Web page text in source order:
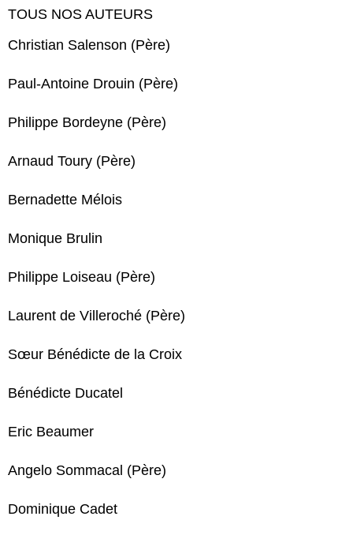
TOUS NOS AUTEURS
Christian Salenson (Père)
Paul-Antoine Drouin (Père)
Philippe Bordeyne (Père)
Arnaud Toury (Père)
Bernadette Mélois
Monique Brulin
Philippe Loiseau (Père)
Laurent de Villeroché (Père)
Sœur Bénédicte de la Croix
Bénédicte Ducatel
Eric Beaumer
Angelo Sommacal (Père)
Dominique Cadet